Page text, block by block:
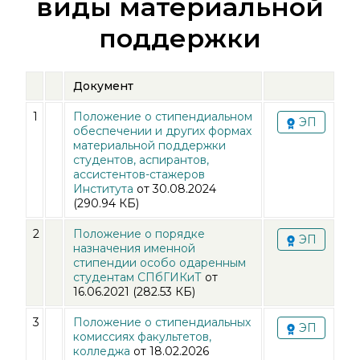
виды материальной
поддержки
Документ
1
Положение о стипендиальном
обеспечении и других формах
материальной поддержки
студентов, аспирантов,
ассистентов-стажеров
Института от30.08.2024
(290.94 КБ)
ЭП
2
Положение о порядке
назначения именной
стипендии особо одаренным
студентам СПбГИКиТ от
16.06.2021 (282.53 КБ)
ЭП
3
Положение о стипендиальных
комиссиях факультетов,
колледжа от 18.02.2026
ЭП